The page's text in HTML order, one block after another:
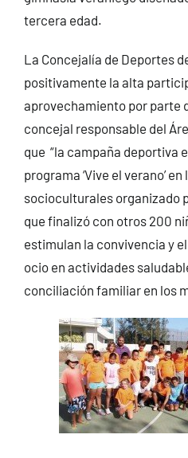
tercera edad.
La Concejalía de Deportes
positivamente la alta
aprovechamiento por parte
concejal responsable del
que “la campaña deportiva
programa ‘Vive el verano’
socioculturales organizado
que finalizó con otros 200
estimulan la convivencia y
ocio en actividades
conciliación familiar en los